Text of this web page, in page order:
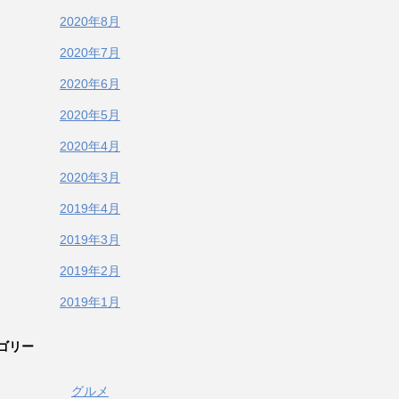
2020年8月
2020年7月
2020年6月
2020年5月
2020年4月
2020年3月
2019年4月
2019年3月
2019年2月
2019年1月
リー
グルメ